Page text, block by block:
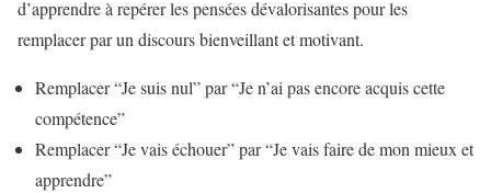
d’apprendre à repérer les pensées dévalorisantes pour les
remplacer par un discours bienveillant et motivant.
Remplacer “Je suis nul” par “Je n’ai pas encore acquis cette
compétence”
Remplacer “Je vais échouer” par “Je vais faire de mon mieux et
apprendre”